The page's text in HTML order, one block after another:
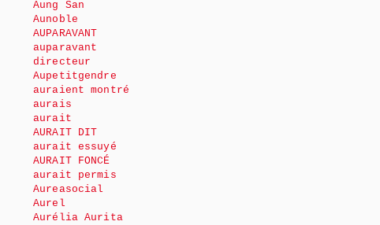
Aung San
Aunoble
AUPARAVANT
auparavant
directeur
Aupetitgendre
auraient montré
aurais
aurait
AURAIT DIT
aurait essuyé
AURAIT FONCÉ
aurait permis
Aureasocial
Aurel
Aurélia Aurita